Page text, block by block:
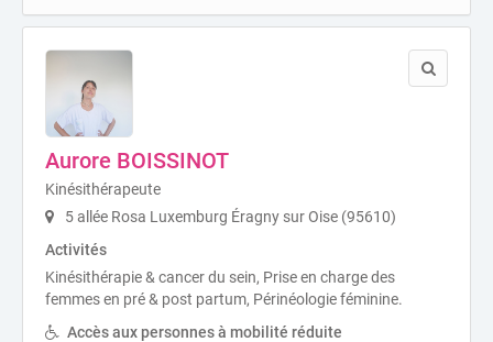
Aurore BOISSINOT
Kinésithérapeute
5 allée Rosa Luxemburg Éragny sur Oise (95610)
Activités
Kinésithérapie & cancer du sein, Prise en charge des
femmes en pré & post partum, Périnéologie féminine.
Accès aux personnes à mobilité réduite